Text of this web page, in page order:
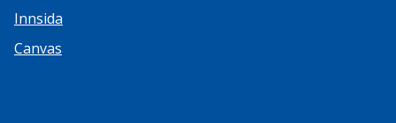
Innsida
Canvas